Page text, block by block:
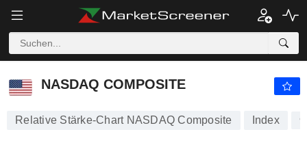
NASDAQ COMPOSITE
NASDAQ COMPOSITE
Relative Stärke-Chart NASDAQ Composite Index